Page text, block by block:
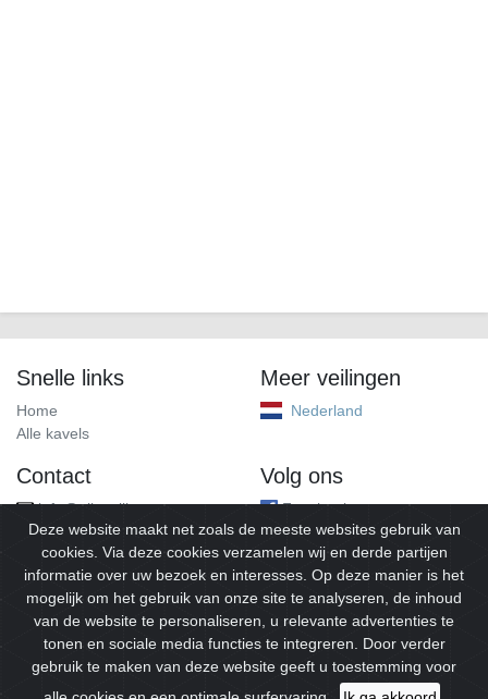
Snelle links
Home
Alle kavels
Meer veilingen
Nederland
Contact
info@alleveilingen.net
Volg ons
Facebook
© 2026Alleveilingen.Alle rechten voorbehouden.
Deze website maakt net zoals de meeste websites gebruik van
cookies. Via deze cookies verzamelen wij en derde partijen
informatie over uw bezoek en interesses. Op deze manier is het
mogelijk om het gebruik van onze site te analyseren, de inhoud
van de website te personaliseren, u relevante advertenties te
tonen en sociale media functies te integreren. Door verder
gebruik te maken van deze website geeft u toestemming voor